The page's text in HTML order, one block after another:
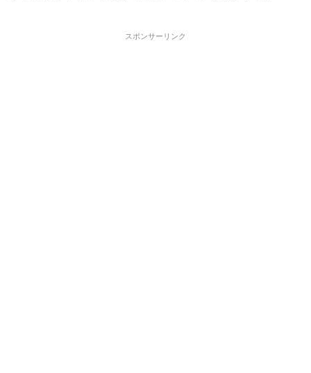
スポンサーリンク